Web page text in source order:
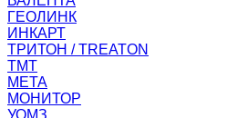
ГЕОЛИНК
ИНКАРТ
ТРИТОН / TREATON
ТМТ
МЕТА
МОНИТОР
УОМЗ